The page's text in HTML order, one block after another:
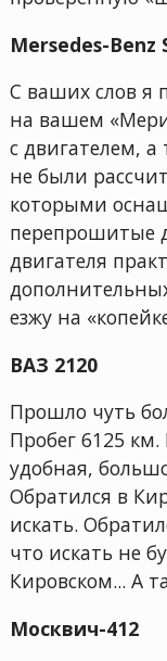
Mersedes-Benz
С ваших слов я
на вашем
с двигателем, а
не были
которыми
перепрошитые
двигателя
езжу на
ВАЗ 2120
Прошло чуть
Пробег 6125
удобная,
Обратился в
искать.
что искать не
Кировском... А
Москвич-412